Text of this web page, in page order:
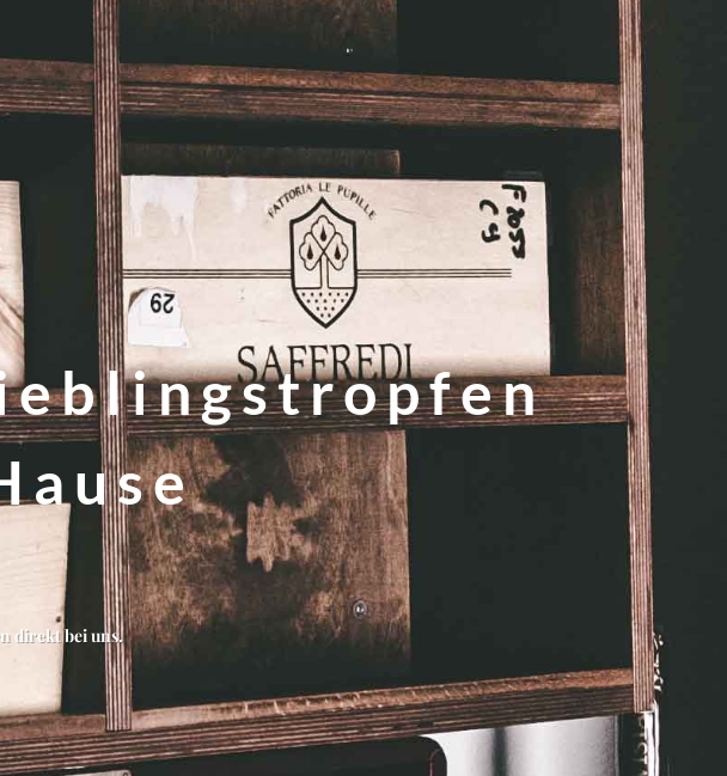
direkt bei uns.